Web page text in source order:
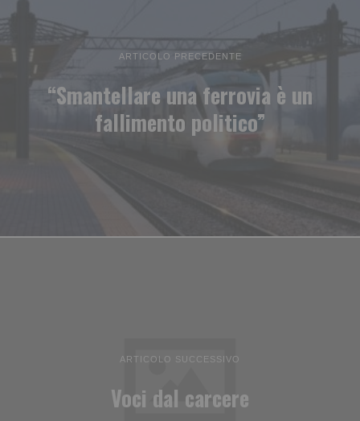
ARTICOLO PRECEDENTE
“Smantellare una ferrovia è un
fallimento politico”
ARTICOLO SUCCESSIVO
Voci dal carcere